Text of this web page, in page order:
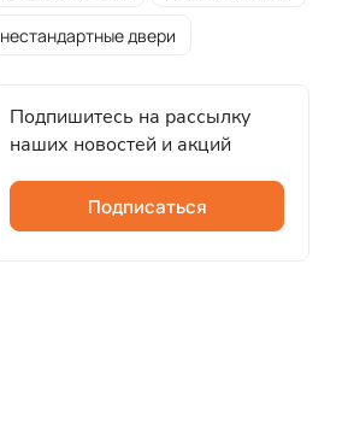
нестандартные двери
Подпишитесь на рассылку
наших новостей и акций
Подписаться